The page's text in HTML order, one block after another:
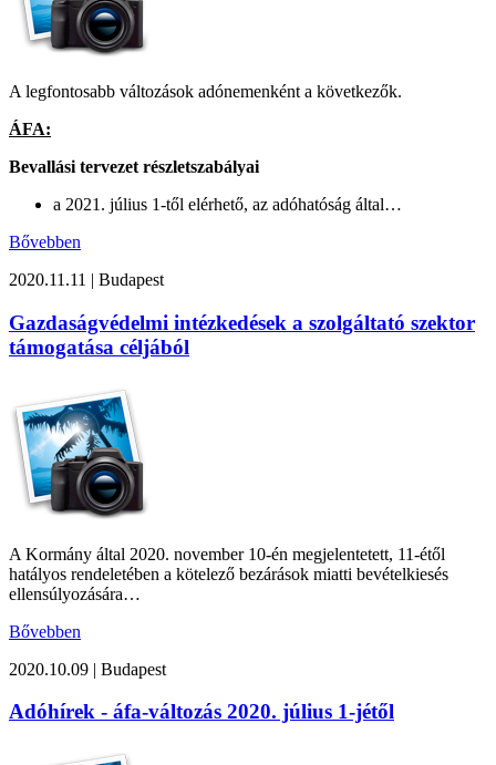
A legfontosabb változások adónemenként a következők.
ÁFA:
Bevallási tervezet részletszabályai
a 2021. július 1-től elérhető, az adóhatóság által…
Bővebben
2020.11.11 | Budapest
Gazdaságvédelmi intézkedések a szolgáltató szektor
támogatása céljából
A Kormány által 2020. november 10-én megjelentetett, 11-étől
hatályos rendeletében a kötelező bezárások miatti bevételkiesés
ellensúlyozására…
Bővebben
2020.10.09 | Budapest
Adóhírek - áfa-változás 2020. július 1-jétől